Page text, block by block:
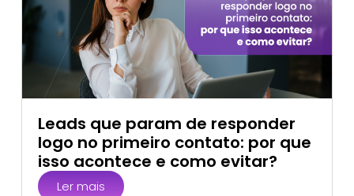
Leads que param de responder
logo no primeiro contato: por que
isso acontece e como evitar?
Ler mais